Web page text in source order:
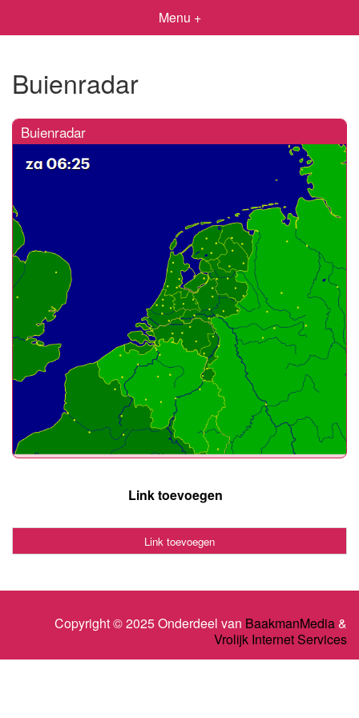
Menu +
Buienradar
Buienradar
Link toevoegen
Link toevoegen
Copyright © 2025 Onderdeel van BaakmanMedia&
Vrolijk Internet Services